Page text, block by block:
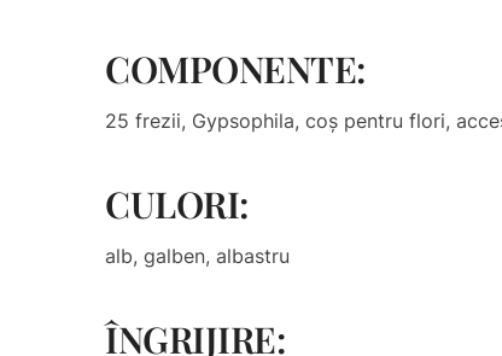
COMPONENTE:
25 frezii, Gypsophila, coș pentru flori,
CULORI:
alb, galben, albastru
ÎNGRIJIRE: